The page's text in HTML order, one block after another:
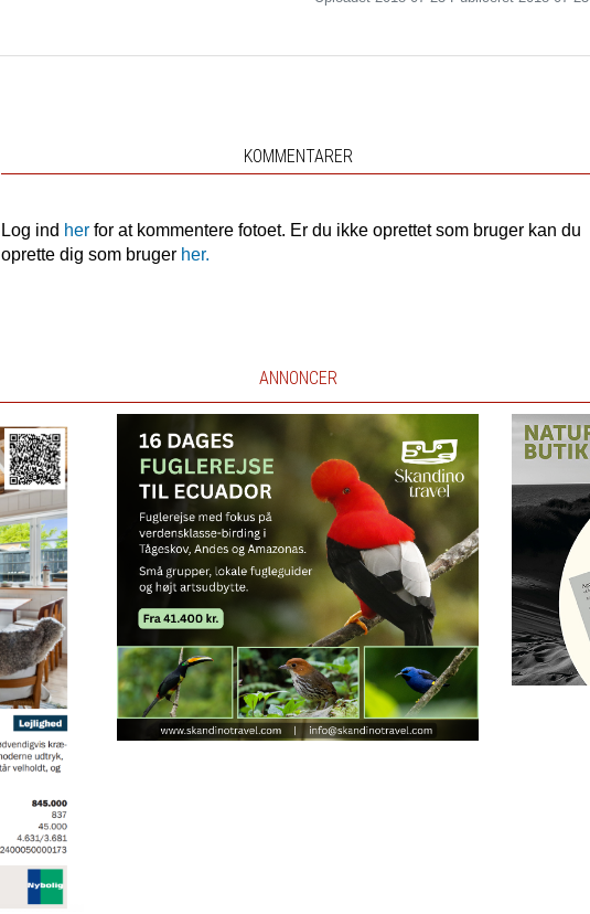
KOMMENTARER
Log ind her for at kommentere fotoet. Er du ikke oprettet som bruger kan du
oprette dig som bruger her.
ANNONCER